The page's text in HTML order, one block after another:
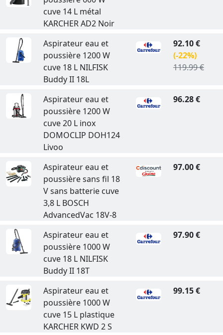
cuve 14 L métal
KARCHER AD2 Noir
Aspirateur eau et
poussière 1200 W
cuve 18 L NILFISK
Buddy II 18L
92.10 €
(-22%)
119.99 €
Aspirateur eau et
poussière 1200 W
cuve 20 L inox
DOMOCLIP DOH124
Livoo
96.28 €
Aspirateur eau et
poussière sans fil 18
V sans batterie cuve
3,8 L BOSCH
AdvancedVac 18V-8
97.00 €
Aspirateur eau et
poussière 1000 W
cuve 18 L NILFISK
Buddy II 18T
97.90 €
Aspirateur eau et
poussière 1000 W
cuve 15 L plastique
KARCHER KWD 2 S
99.15 €